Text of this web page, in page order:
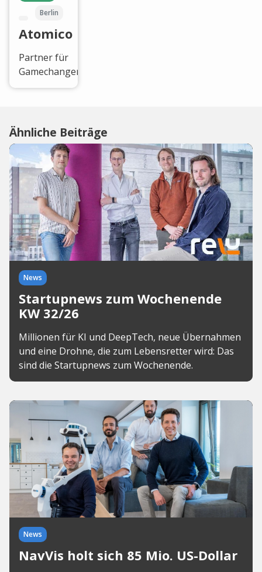
Berlin
Atomico
Partner für
Gamechanger.
Ähnliche Beiträge
News
Startupnews zum Wochenende
KW 32/26
Millionen für KI und DeepTech, neue Übernahmen
und eine Drohne, die zum Lebensretter wird: Das
sind die Startupnews zum Wochenende.
News
NavVis holt sich 85 Mio. US-Dollar